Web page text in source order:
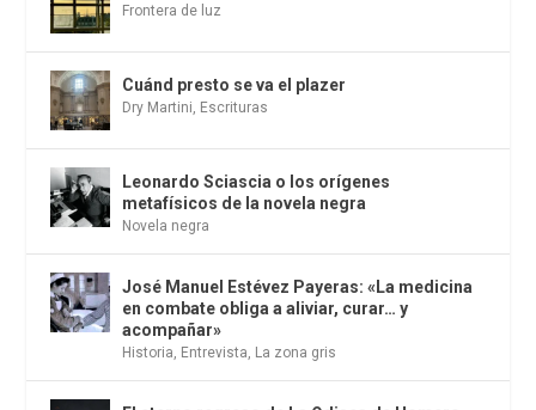
Frontera de luz
Cuánd presto se va el plazer
Dry Martini Escrituras
Leonardo Sciascia o los orígenes
metafísicos de la novela negra
Novela negra
José Manuel Estévez Payeras: «La medicina
en combate obliga a aliviar, curar… y
acompañar»
Historia Entrevista La zona gris